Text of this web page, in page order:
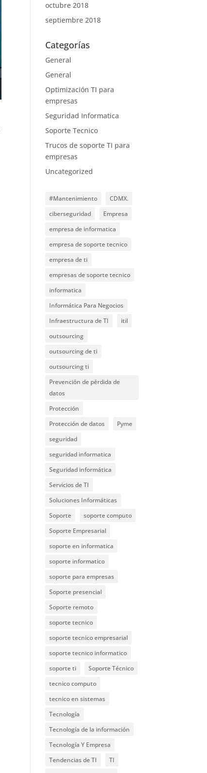
octubre 2018
septiembre 2018
Categorías
General
General
Optimización TI para
empresas
Seguridad Informatica
Soporte Tecnico
Trucos de soporte TI para
empresas
Uncategorized
#Mantenimiento
CDMX.
ciberseguridad
Empresa
empresa de informatica
empresa de soporte tecnico
empresa de ti
empresas de soporte tecnico
informatica
Informática Para Negocios
Infraestructura de TI
itil
outsourcing
outsourcing de ti
outsourcing ti
Prevención de pérdida de
datos
Protección
Protección de datos
Pyme
seguridad
seguridad informatica
Seguridad informática
Servicios de TI
Soluciones Informáticas
Soporte
soporte computo
Soporte Empresarial
soporte en informatica
soporte informatico
soporte para empresas
Soporte presencial
Soporte remoto
soporte tecnico
soporte tecnico empresarial
soporte tecnico informatico
soporte ti
Soporte Técnico
tecnico computo
tecnico en sistemas
Tecnología
Tecnología de la información
Tecnología Y Empresa
Tendencias de TI
TI